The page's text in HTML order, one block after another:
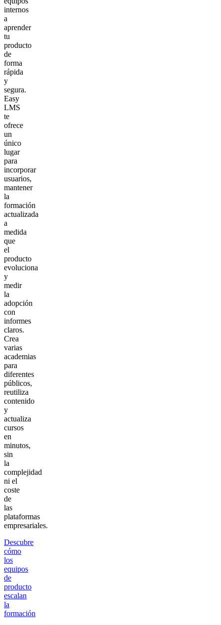
internos
a
aprender
tu
producto
de
forma
rápida
y
segura.
Easy
LMS
te
ofrece
un
único
lugar
para
incorporar
usuarios,
mantener
la
formación
actualizada
a
medida
que
el
producto
evoluciona
y
medir
la
adopción
con
informes
claros.
Crea
varias
academias
para
diferentes
públicos,
reutiliza
contenido
y
actualiza
cursos
en
minutos,
sin
la
complejidad
ni el
coste
de
las
plataformas
empresariales.
Descubre
cómo
los
equipos
de
producto
escalan
la
formación